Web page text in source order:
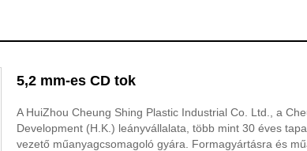
5,2 mm-es CD tok
A HuiZhou Cheung Shing Plastic Industrial Co. Ltd., a
Development (H.K.) leányvállalata, több mint 30 éves
vezető műanyagcsomagoló gyára. Formagyártásra és